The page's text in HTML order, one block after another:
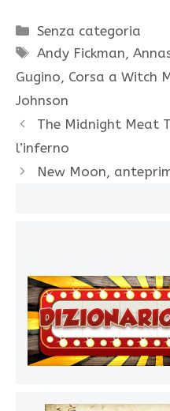
Categorie
Senza categoria
Tag
Andy Fickman,
Gugino, Corsa a Witch
Johnson
The Midnight Meat
l’inferno
New Moon,